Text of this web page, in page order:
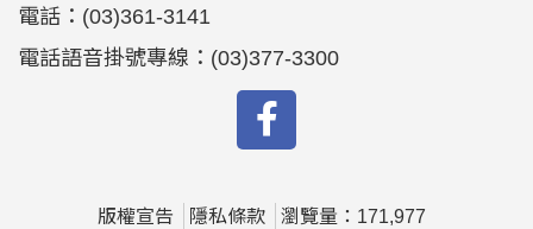
電話： (03)361-3141
電話語音掛號專線： (03)377-3300
版權宣告 隱私條款 瀏覽量：171,977